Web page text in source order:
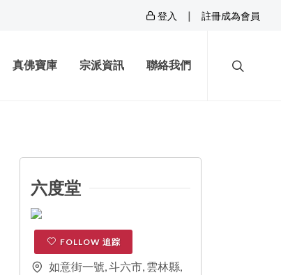
登入 | 註冊成為會員
真佛寶庫 宗派資訊 聯絡我們
六度堂
FOLLOW 追踪
如意街一號, 斗六市, 雲林縣,